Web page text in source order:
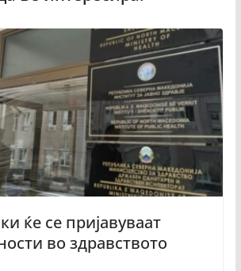
ќе се пријавуваат
во здравството